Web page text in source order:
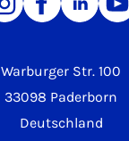
Warburger Str. 100
33098 Paderborn
Deutschland